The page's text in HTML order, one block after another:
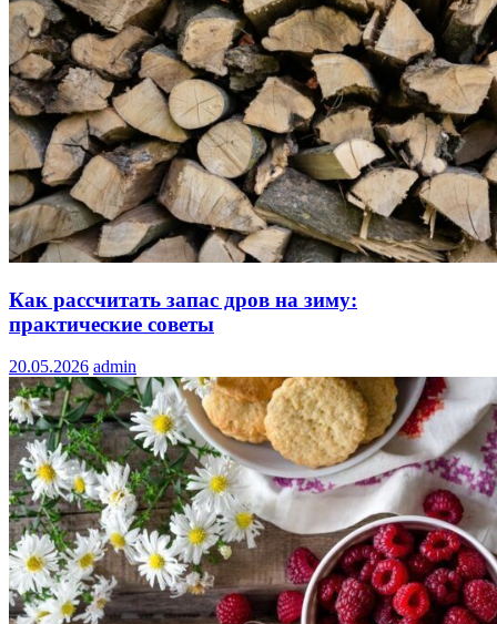
Как рассчитать запас дров на зиму:
практические советы
20.05.2026 admin